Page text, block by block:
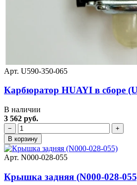
Арт. U590-350-065
Карбюратор HUAYI в сборе
В наличии
3 562 руб.
−
+
В корзину
Арт. N000-028-055
Крышка задняя (N000-028-